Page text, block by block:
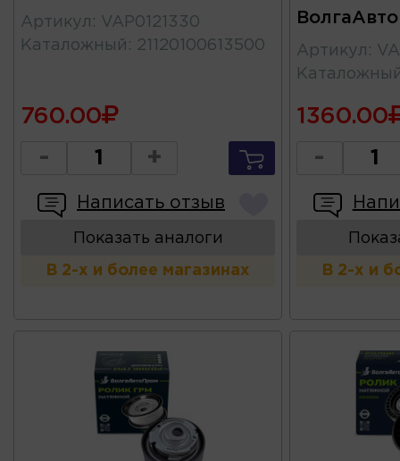
Артикул : VAP0121330
Каталожный : 21120100613500
760.00
- +
Написать отзыв
Показать аналоги
В 2-х и более магазинах
Артикул :
1360.00
-
В 2-х и